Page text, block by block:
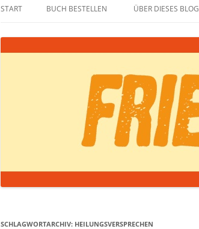
START BUCH BESTELLEN ÜBER DIESES BLOG
SCHLAGWORTARCHIV: HEILUNGSVERSPRECHEN